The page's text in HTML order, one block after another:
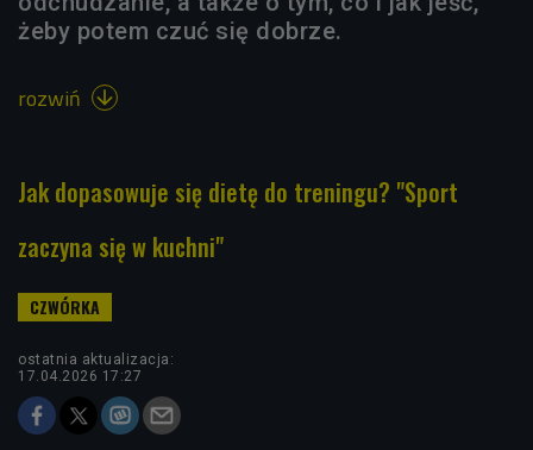
żeby potem czuć się dobrze.
rozwiń 
Jak dopasowuje się dietę do treningu? "Sport
zaczyna się w kuchni"
ostatnia aktualizacja:
17.04.2026 17:27